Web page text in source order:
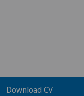
Download CV